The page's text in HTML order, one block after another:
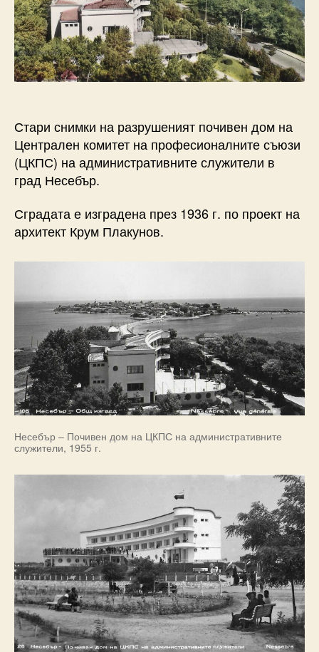
Стари снимки на разрушеният почивен дом на
Централен комитет на професионалните съюзи
(ЦКПС) на административните служители в
град Несебър.
Сградата е изградена през 1936 г. по проект на
архитект Крум Плакунов.
Несебър – Почивен дом на ЦКПС на административните
служители, 1955 г.